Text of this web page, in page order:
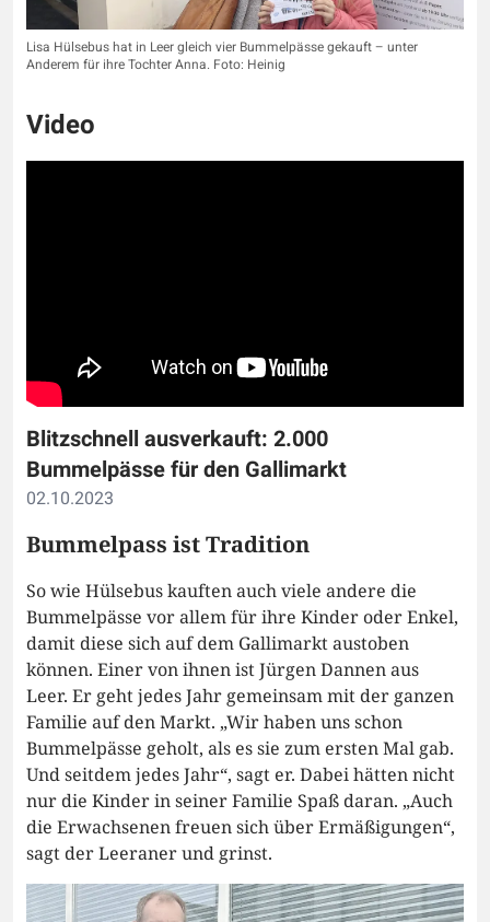
Lisa Hülsebus hat in Leer gleich vier Bummelpässe gekauft – unter
Anderem für ihre Tochter Anna. Foto: Heinig
Video
Blitzschnell ausverkauft: 2.000
Bummelpässe für den Gallimarkt
02.10.2023
Bummelpass ist Tradition
So wie Hülsebus kauften auch viele andere die
Bummelpässe vor allem für ihre Kinder oder Enkel,
damit diese sich auf dem Gallimarkt austoben
können. Einer von ihnen ist Jürgen Dannen aus
Leer. Er geht jedes Jahr gemeinsam mit der ganzen
Familie auf den Markt. „Wir haben uns schon
Bummelpässe geholt, als es sie zum ersten Mal gab.
Und seitdem jedes Jahr“, sagt er. Dabei hätten nicht
nur die Kinder in seiner Familie Spaß daran. „Auch
die Erwachsenen freuen sich über Ermäßigungen“,
sagt der Leeraner und grinst.